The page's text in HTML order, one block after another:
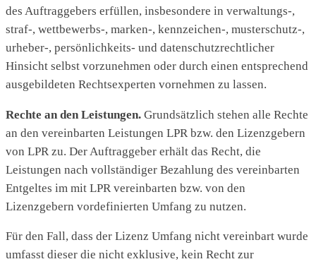
des Auftraggebers erfüllen, insbesondere in verwaltungs-,
straf-, wettbewerbs-, marken-, kennzeichen-, musterschutz-,
urheber-, persönlichkeits- und datenschutzrechtlicher
Hinsicht selbst vorzunehmen oder durch einen entsprechend
ausgebildeten Rechtsexperten vornehmen zu lassen.
Rechte an den Leistungen. Grundsätzlich stehen alle Rechte
an den vereinbarten Leistungen LPR bzw. den Lizenzgebern
von LPR zu. Der Auftraggeber erhält das Recht, die
Leistungen nach vollständiger Bezahlung des vereinbarten
Entgeltes im mit LPR vereinbarten bzw. von den
Lizenzgebern vordefinierten Umfang zu nutzen.
Für den Fall, dass der Lizenz Umfang nicht vereinbart wurde
umfasst dieser die nicht exklusive, kein Recht zur